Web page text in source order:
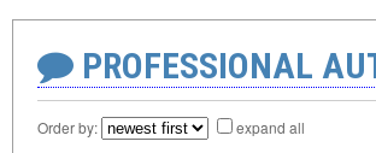
PROFESSIONAL
Order by: expand all